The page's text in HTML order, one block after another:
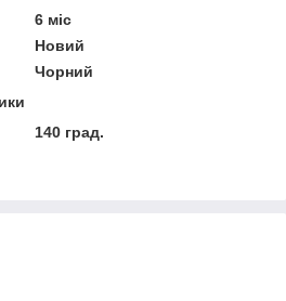
6 міс
Новий
Чорний
140 град.